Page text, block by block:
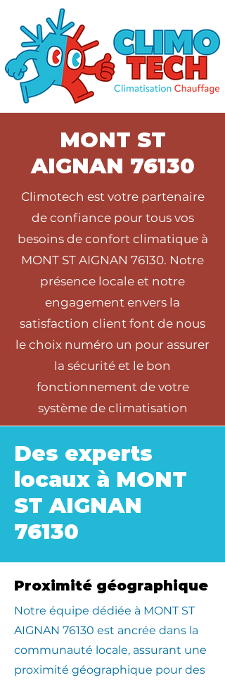
MONT ST
AIGNAN 76130
Climotech est votre partenaire
de confiance pour tous vos
besoins de confort climatique à
MONT ST AIGNAN 76130. Notre
présence locale et notre
engagement envers la
satisfaction client font de nous
le choix numéro un pour assurer
la sécurité et le bon
fonctionnement de votre
système de climatisation
Des experts
locaux à MONT
ST AIGNAN
76130
Proximité géographique
​Notre équipe dédiée à MONT ST
AIGNAN 76130 est ancrée dans la
communauté locale, assurant une
proximité géographique pour des